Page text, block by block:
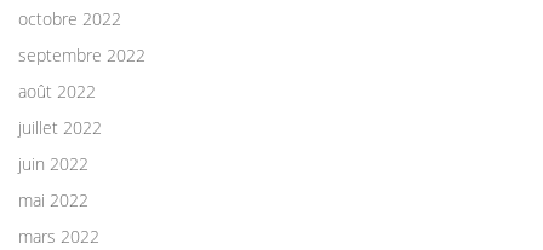
octobre 2022
septembre 2022
août 2022
juillet 2022
juin 2022
mai 2022
mars 2022